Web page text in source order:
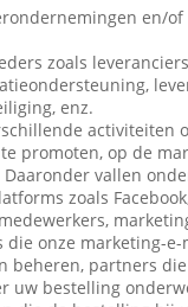
en/
zoals
enz.
activiteiten
promoten, op de
vallen
zoals
die onze marketing-e-
beheren, partners
uw bestelling